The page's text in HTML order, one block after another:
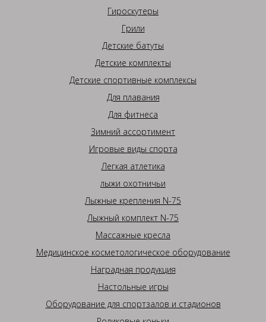
Гироскутеры
Грили
Детские батуты
Детские комплекты
Детские спортивные комплексы
Для плавания
Для фитнеса
Зимний ассортимент
Игровые виды спорта
Легкая атлетика
лыжи охотничьи
Лыжные крепления N-75
Лыжный комплект N-75
Массажные кресла
Медицинское косметологическое оборудование
Наградная продукция
Настольные игры
Оборудование для спортзалов и стадионов